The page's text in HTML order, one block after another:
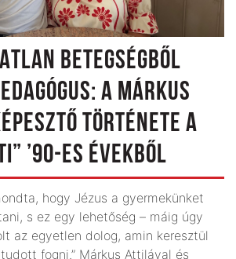
BETEGSÉGBŐL
A MÁRKUS
TÖRTÉNETE A
’90-ES ÉVEKBŐL
hogy Jézus a gyermekünket
s ez egy lehetőség – máig úgy
az egyetlen dolog, amin keresztül
fogni.” Márkus Attilával és